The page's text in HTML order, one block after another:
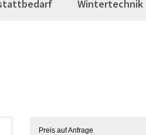
Wintertechnik
Preis auf Anfrage